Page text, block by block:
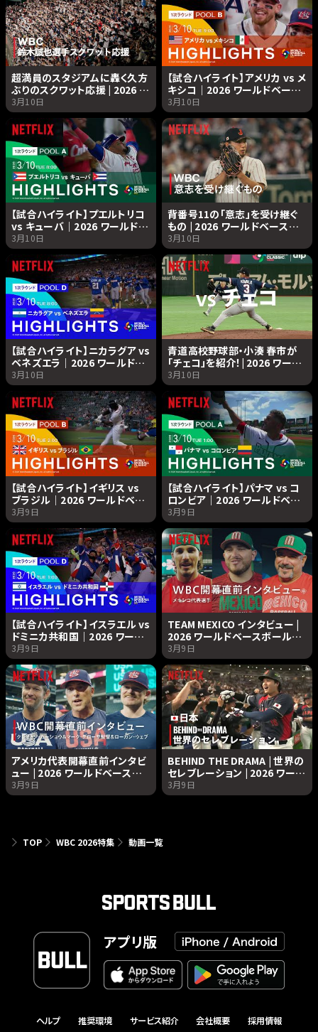
超満員のスタジアムに轟く久方
ぶりのスクワット応援 | 2026 ワ
ールドベースボールクラシック
| Netflix Japan
3月10日
【試合ハイライト】アメリカ vs メ
キシコ｜2026 ワールドベース
ボールクラシック | Netflix
Japan
3月10日
【試合ハイライト】プエルトリコ
vs キューバ｜2026 ワールドベ
ースボールクラシック |
Netflix Japan
3月10日
背番号11の「意志」を受け継ぐ
もの | 2026 ワールドベースボ
ールクラシック | Netflix
Japan
3月10日
【試合ハイライト】ニカラグア vs
ベネズエラ｜2026 ワールドベ
ースボールクラシック |
Netflix Japan
3月10日
青道高校野球部・小湊 春市が
「チェコ」を紹介！| 2026 ワール
ドベースボールクラシック |
Netflix Japan
3月10日
【試合ハイライト】イギリス vs
ブラジル｜2026 ワールドベー
スボールクラシック | Netflix
Japan
3月9日
【試合ハイライト】パナマ vs コ
ロンビア｜2026 ワールドベー
スボールクラシック | Netflix
Japan
3月9日
【試合ハイライト】イスラエル vs
ドミニカ共和国｜2026 ワール
ドベースボールクラシック |
Netflix Japan
3月9日
TEAM MEXICO インタビュー |
2026 ワールドベースボールク
ラシック | Netflix Japan
3月9日
アメリカ代表開幕直前インタビ
ュー | 2026 ワールドベースボ
ールクラシック | Netflix
Japan
3月9日
BEHIND THE DRAMA | 世界の
セレブレーション | 2026 ワール
ドベースボールクラシック |
Netflix Japan
3月9日
TOP WBC 2026特集 動画一覧
アプリ版
ヘルプ 推奨環境 サービス紹介 会社概要 採用情報